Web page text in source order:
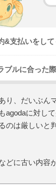
&支払いをし
ブルに合った
り、だいぶん
agodaに対し
のは厳しいと
どに古い内容